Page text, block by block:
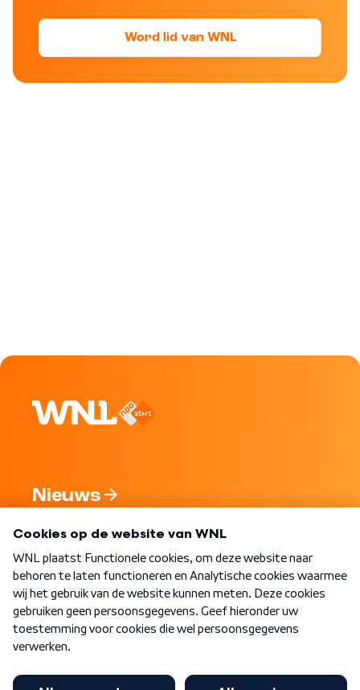
Word lid van WNL
Nieuws
Nieuwsbrief
Word Lid